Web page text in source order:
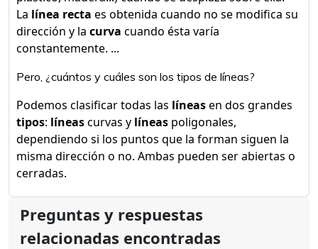
La línea recta es obtenida cuando no se modifica su
dirección y la curva cuando ésta varía
constantemente. ...
Pero, ¿cuántos y cuáles son los tipos de líneas?
Podemos clasificar todas las líneasen dos grandes
tipos: líneascurvas y líneas poligonales,
dependiendo si los puntos que la forman siguen la
misma dirección o no. Ambas pueden ser abiertas o
cerradas.
Preguntas y respuestas
relacionadas encontradas